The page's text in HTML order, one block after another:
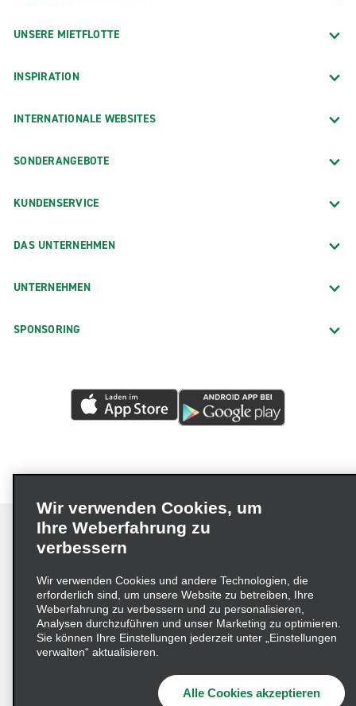
UNSERE MIETFLOTTE
INSPIRATION
INTERNATIONALE WEBSITES
SONDERANGEBOTE
KUNDENSERVICE
DAS UNTERNEHMEN
UNTERNEHMEN
SPONSORING
Impressum Nutzungsbedingungen
Datenschutzrichtlinie
Cookie-Richtlinie
Datenschutzoptionen
Lieferkettensorgfaltspflichtengesetz (LkSG) Grundsatzerklärung
Beschwerdeverfahren nach dem
Wir verwenden Cookies, um
Ihre Weberfahrung zu
verbessern
Wir verwenden Cookies und andere Technologien, die
erforderlich sind, um unsere Website zu betreiben, Ihre
Weberfahrung zu verbessern und zu personalisieren,
Analysen durchzuführen und unser Marketing zu optimieren.
Sie können Ihre Einstellungen jederzeit unter „Einstellungen
verwalten“ aktualisieren.
Alle Cookies akzeptieren